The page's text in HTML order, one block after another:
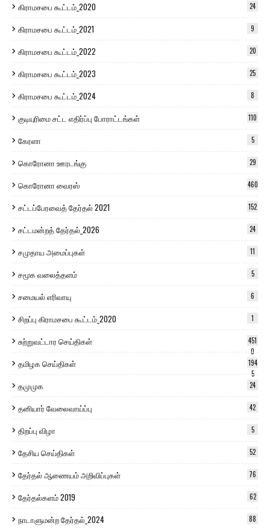
கிராமசபை கூட்டம்_2020 24
கிராமசபை கூட்டம்_2021 9
கிராமசபை கூட்டம்_2022 20
கிராமசபை கூட்டம்_2023 25
கிராமசபை கூட்டம்_2024 8
குடியுரிமை சட்ட எதிர்ப்பு போராட்டங்கள் 110
கேரளா 5
கொரோனா ஊரடங்கு 29
கொரோனா வைரஸ் 460
சட்டப்பேரவைத் தேர்தல் 2021 152
சட்டமன்றத் தேர்தல்_2026 24
சமுதாய அமைப்புகள் 11
சமூக வலைத்தளம் 5
சமையல் எரிவாயு 6
சிறப்பு கிராமசபை கூட்டம்_2020 1
சுற்றுவட்டார செய்திகள்
451
0
தமிழக செய்திகள்
194
5
தமுமுக 24
தனியார் வேலைவாய்ப்பு 42
திறப்பு விழா 5
தேசிய செய்திகள் 52
தேர்தல் ஆணையம் அறிவிப்புகள் 76
தேர்தல்களம் 2019 62
நாடாளுமன்ற தேர்தல்_2024 88